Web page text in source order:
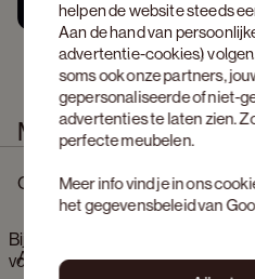
helpen de website steeds
Aan de hand van
advertentie-cookies)
soms ook onze partners,
gepersonaliseerde of niet-
advertenties te laten zien.
perfecte meubelen.
Meer info vind je in ons
het gegevensbeleid van
Meer informatie
Omschrijving
Bijzettafel Levanto onderstel in
volkeramisch Ceramo blad in
Afmetingen